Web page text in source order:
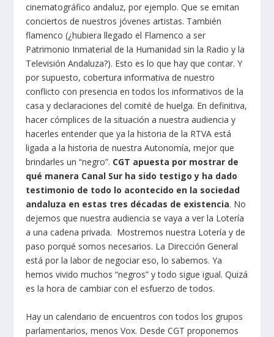
cinematográfico andaluz, por ejemplo. Que se emitan
conciertos de nuestros jóvenes artistas. También
flamenco (¿hubiera llegado el Flamenco a ser
Patrimonio Inmaterial de la Humanidad sin la Radio y la
Televisión Andaluza?). Esto es lo que hay que contar. Y
por supuesto, cobertura informativa de nuestro
conflicto con presencia en todos los informativos de la
casa y declaraciones del comité de huelga. En definitiva,
hacer cómplices de la situación a nuestra audiencia y
hacerles entender que ya la historia de la RTVA está
ligada a la historia de nuestra Autonomía, mejor que
brindarles un “negro”. CGT apuesta por mostrar de
qué manera Canal Sur ha sido testigo y ha dado
testimonio de todo lo acontecido en la sociedad
andaluza en estas tres décadas de existencia. No
dejemos que nuestra audiencia se vaya a ver la Lotería
a una cadena privada. Mostremos nuestra Lotería y de
paso porqué somos necesarios. La Dirección General
está por la labor de negociar eso, lo sabemos. Ya
hemos vivido muchos “negros” y todo sigue igual. Quizá
es la hora de cambiar con el esfuerzo de todos.
Hay un calendario de encuentros con todos los grupos
parlamentarios, menos Vox. Desde CGT proponemos